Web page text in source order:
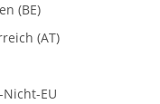
/ Lieferland
(BE)
(AT)
Nicht-EU